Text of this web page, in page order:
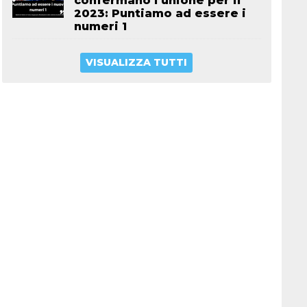
2023: Puntiamo ad essere i
numeri 1
VISUALIZZA TUTTI